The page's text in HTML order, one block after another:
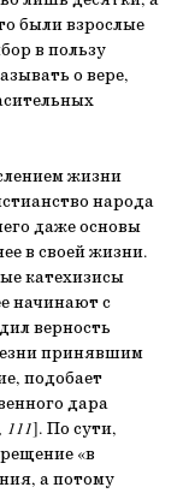
были взрослые
в пользу
о вере,
жизни
народа
даже основы
в своей жизни.
катехизисы
начинают с
верность
принявшим
подобает
дара
]. По сути,
«в
а потому